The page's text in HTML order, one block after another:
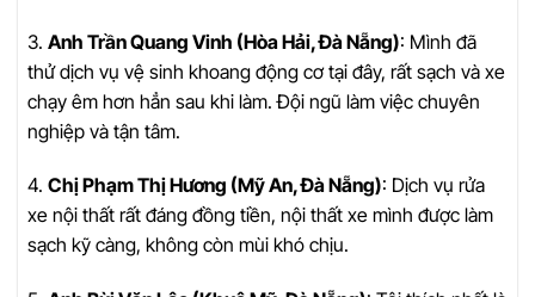
3. Anh Trần Quang Vinh (Hòa Hải, Đà Nẵng): Mình đã
thử dịch vụ vệ sinh khoang động cơ tại đây, rất sạch và xe
chạy êm hơn hẳn sau khi làm. Đội ngũ làm việc chuyên
nghiệp và tận tâm.
4. Chị Phạm Thị Hương (Mỹ An, Đà Nẵng): Dịch vụ rửa
xe nội thất rất đáng đồng tiền, nội thất xe mình được làm
sạch kỹ càng, không còn mùi khó chịu.